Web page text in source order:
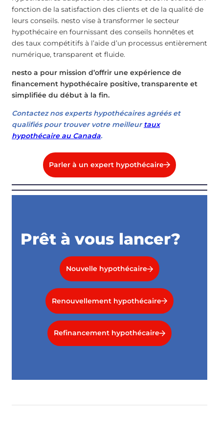
fonction de la satisfaction des clients et de la qualité de
leurs conseils. nesto vise à transformer le secteur
hypothécaire en fournissant des conseils honnêtes et
des taux compétitifs à l’aide d’un processus entièrement
numérique, transparent et fluide.
nesto a pour mission d’offrir une expérience de
financement hypothécaire positive, transparente et
simplifiée du début à la fin.
Contactez nos experts hypothécaires agréés et
qualifiés pour trouver votre meilleurtaux
hypothécaire au Canada.
Parler à un expert hypothécaire
Prêt à vous lancer?
Nouvelle hypothécaire
Renouvellement hypothécaire
Refinancement hypothécaire